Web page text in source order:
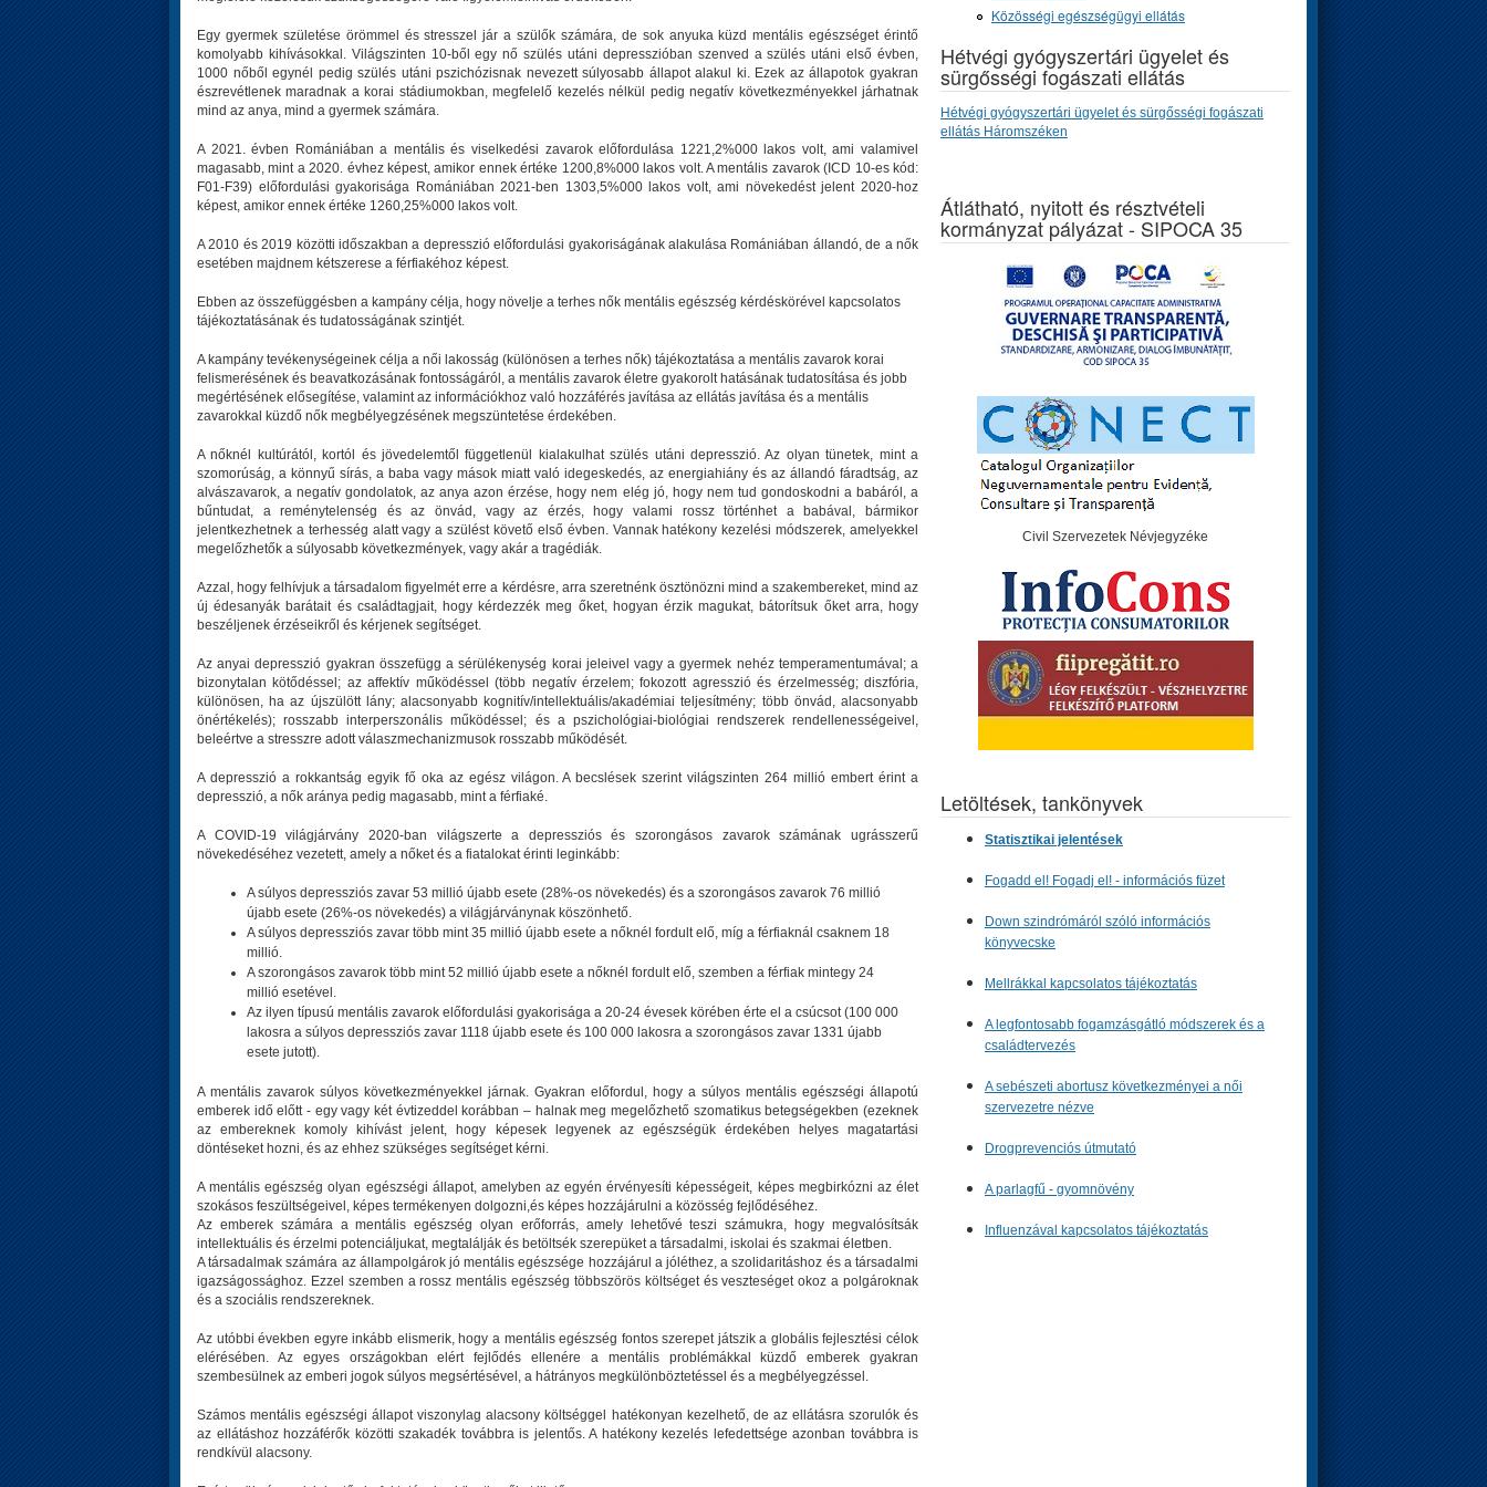
Egy gyermek születése örömmel és stresszel jár a szülők számára, de sok anyuka küzd mentális egészséget érintő
komolyabb kihívásokkal. Világszinten 10-ből egy nő szülés utáni depresszióban szenved a szülés utáni első évben,
1000 nőből egynél pedig szülés utáni pszichózisnak nevezett súlyosabb állapot alakul ki. Ezek az állapotok gyakran
észrevétlenek maradnak a korai stádiumokban, megfelelő kezelés nélkül pedig negatív következményekkel járhatnak
mind az anya, mind a gyermek számára.
A 2021. évben Romániában a mentális és viselkedési zavarok előfordulása 1221,2%000 lakos volt, ami valamivel
magasabb, mint a 2020. évhez képest, amikor ennek értéke 1200,8%000 lakos volt. A mentális zavarok (ICD 10-es kód:
F01-F39) előfordulási gyakorisága Romániában 2021-ben 1303,5%000 lakos volt, ami növekedést jelent 2020-hoz
képest, amikor ennek értéke 1260,25%000 lakos volt.
A 2010 és 2019 közötti időszakban a depresszió előfordulási gyakoriságának alakulása Romániában állandó, de a nők
esetében majdnem kétszerese a férfiakéhoz képest.
Ebben az összefüggésben a kampány célja, hogy növelje a terhes nők mentális egészség kérdéskörével kapcsolatos
tájékoztatásának és tudatosságának szintjét.
A kampány tevékenységeinek célja a női lakosság (különösen a terhes nők) tájékoztatása a mentális zavarok korai
felismerésének és beavatkozásának fontosságáról, a mentális zavarok életre gyakorolt hatásának tudatosítása és jobb
megértésének elősegítése, valamint az információkhoz való hozzáférés javítása az ellátás javítása és a mentális
zavarokkal küzdő nők megbélyegzésének megszüntetése érdekében.
A nőknél kultúrától, kortól és jövedelemtől függetlenül kialakulhat szülés utáni depresszió. Az olyan tünetek, mint a
szomorúság, a könnyű sírás, a baba vagy mások miatt való idegeskedés, az energiahiány és az állandó fáradtság, az
alvászavarok, a negatív gondolatok, az anya azon érzése, hogy nem elég jó, hogy nem tud gondoskodni a babáról, a
bűntudat, a reménytelenség és az önvád, vagy az érzés, hogy valami rossz történhet a babával, bármikor
jelentkezhetnek a terhesség alatt vagy a szülést követő első évben. Vannak hatékony kezelési módszerek, amelyekkel
megelőzhetők a súlyosabb következmények, vagy akár a tragédiák.
Azzal, hogy felhívjuk a társadalom figyelmét erre a kérdésre, arra szeretnénk ösztönözni mind a szakembereket, mind az
új édesanyák barátait és családtagjait, hogy kérdezzék meg őket, hogyan érzik magukat, bátorítsuk őket arra, hogy
beszéljenek érzéseikről és kérjenek segítséget.
Az anyai depresszió gyakran összefügg a sérülékenység korai jeleivel vagy a gyermek nehéz temperamentumával; a
bizonytalan kötődéssel; az affektív működéssel (több negatív érzelem; fokozott agresszió és érzelmesség; diszfória,
különösen, ha az újszülött lány; alacsonyabb kognitív/intellektuális/akadémiai teljesítmény; több önvád, alacsonyabb
önértékelés); rosszabb interperszonális működéssel; és a pszichológiai-biológiai rendszerek rendellenességeivel,
beleértve a stresszre adott válaszmechanizmusok rosszabb működését.
A depresszió a rokkantság egyik fő oka az egész világon. A becslések szerint világszinten 264 millió embert érint a
depresszió, a nők aránya pedig magasabb, mint a férfiaké.
A COVID-19 világjárvány 2020-ban világszerte a depressziós és szorongásos zavarok számának ugrásszerű
növekedéséhez vezetett, amely a nőket és a fiatalokat érinti leginkább:
A súlyos depressziós zavar 53 millió újabb esete (28%-os növekedés) és a szorongásos zavarok 76 millió
újabb esete (26%-os növekedés) a világjárványnak köszönhető.
A súlyos depressziós zavar több mint 35 millió újabb esete a nőknél fordult elő, míg a férfiaknál csaknem 18
millió.
A szorongásos zavarok több mint 52 millió újabb esete a nőknél fordult elő, szemben a férfiak mintegy 24
millió esetével.
Az ilyen típusú mentális zavarok előfordulási gyakorisága a 20-24 évesek körében érte el a csúcsot (100 000
lakosra a súlyos depressziós zavar 1118 újabb esete és 100 000 lakosra a szorongásos zavar 1331 újabb
esete jutott).
A mentális zavarok súlyos következményekkel járnak. Gyakran előfordul, hogy a súlyos mentális egészségi állapotú
emberek idő előtt - egy vagy két évtizeddel korábban – halnak meg megelőzhető szomatikus betegségekben (ezeknek
az embereknek komoly kihívást jelent, hogy képesek legyenek az egészségük érdekében helyes magatartási
döntéseket hozni, és az ehhez szükséges segítséget kérni.
A mentális egészség olyan egészségi állapot, amelyben az egyén érvényesíti képességeit, képes megbirkózni az élet
szokásos feszültségeivel, képes termékenyen dolgozni,és képes hozzájárulni a közösség fejlődéséhez.
Az emberek számára a mentális egészség olyan erőforrás, amely lehetővé teszi számukra, hogy megvalósítsák
intellektuális és érzelmi potenciáljukat, megtalálják és betöltsék szerepüket a társadalmi, iskolai és szakmai életben.
A társadalmak számára az állampolgárok jó mentális egészsége hozzájárul a jóléthez, a szolidaritáshoz és a társadalmi
igazságossághoz. Ezzel szemben a rossz mentális egészség többszörös költséget és veszteséget okoz a polgároknak
és a szociális rendszereknek.
Az utóbbi években egyre inkább elismerik, hogy a mentális egészség fontos szerepet játszik a globális fejlesztési célok
elérésében. Az egyes országokban elért fejlődés ellenére a mentális problémákkal küzdő emberek gyakran
szembesülnek az emberi jogok súlyos megsértésével, a hátrányos megkülönböztetéssel és a megbélyegzéssel.
Számos mentális egészségi állapot viszonylag alacsony költséggel hatékonyan kezelhető, de az ellátásra szorulók és
az ellátáshoz hozzáférők közötti szakadék továbbra is jelentős. A hatékony kezelés lefedettsége azonban továbbra is
rendkívül alacsony.
Közösségi egészségügyi ellátás
Hétvégi gyógyszertári ügyelet és
sürgősségi fogászati ellátás
Hétvégi gyógyszertári ügyelet és sürgősségi fogászati
ellátás Háromszéken
Átlátható, nyitott és résztvételi
kormányzat pályázat - SIPOCA 35
Civil Szervezetek Névjegyzéke
Letöltések, tankönyvek
Statisztikai jelentések
Fogadd el! Fogadj el! - információs füzet
Down szindrómáról szóló információs
könyvecske
Mellrákkal kapcsolatos tájékoztatás
A legfontosabb fogamzásgátló módszerek és a
családtervezés
A sebészeti abortusz következményei a női
szervezetre nézve
Drogprevenciós útmutató
A parlagfű - gyomnövény
Influenzával kapcsolatos tájékoztatás